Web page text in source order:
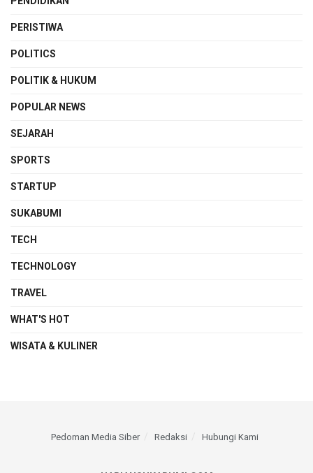
PERISTIWA
POLITICS
POLITIK & HUKUM
POPULAR NEWS
SEJARAH
SPORTS
STARTUP
SUKABUMI
TECH
TECHNOLOGY
TRAVEL
WHAT'S HOT
WISATA & KULINER
Pedoman Media Siber Redaksi Hubungi Kami